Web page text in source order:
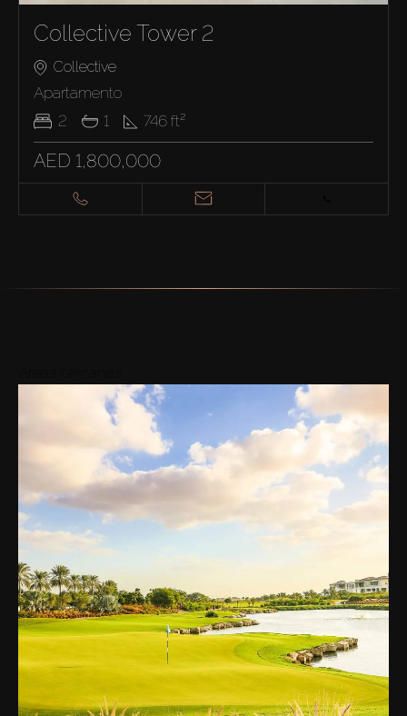
Collective Tower 2
Collective
Apartamento
2
1 746 ft²
AED 1,800,000